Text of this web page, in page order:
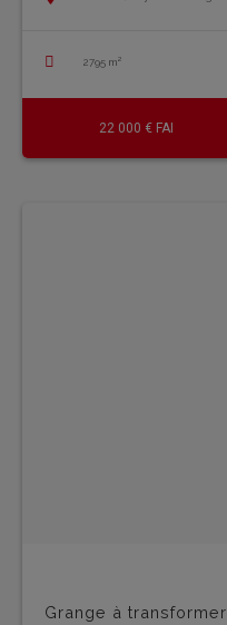
2795 m²
22 000 € FAI
Grange à transformer